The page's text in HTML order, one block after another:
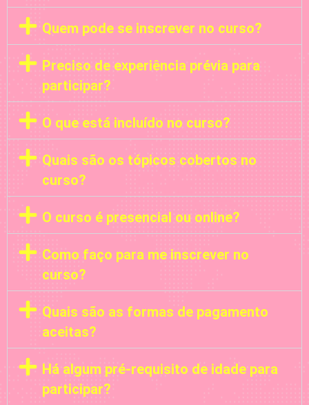
Quem pode se inscrever no curso?
Preciso de experiência prévia para
participar?
O que está incluído no curso?
Quais são os tópicos cobertos no
curso?
O curso é presencial ou online?
Como faço para me inscrever no
curso?
Quais são as formas de pagamento
aceitas?
Há algum pré-requisito de idade para
participar?